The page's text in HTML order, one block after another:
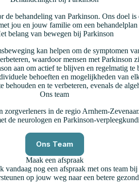
behandeling van Parkinson. Ons doel
jou en jouw familie om een
belang van bewegen bij Parkinson
kan helpen om de symptomen
waardoor mensen met Parkinson
aan om actief te blijven en regelmatig
behoeften en mogelijkheden van
en te verbeteren, evenals de
Ons team
in de regio Arnhem-
de neurologen en Parkinson-
Ons Team
Maak een afspraak
nog een afspraak met ons team
op jouw weg naar een betere